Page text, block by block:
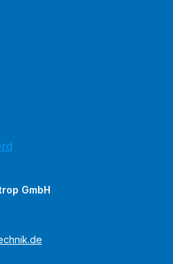
GmbH